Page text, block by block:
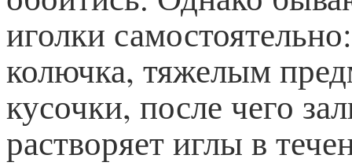
иголки
колючка, тяжелым
кусочки, после чего
растворяет иглы в